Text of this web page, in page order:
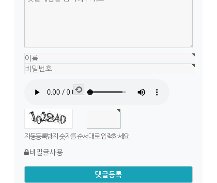
새
자동등록방지 숫자를 순서대로 입력하세요.
비밀글사용